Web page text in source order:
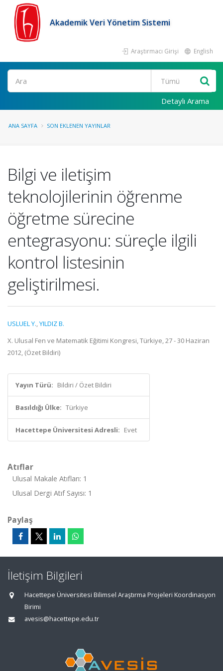
Akademik Veri Yönetim Sistemi
Araştırmacı Girişi English
Ara
Detaylı Arama
ANA SAYFA SON EKLENEN YAYINLAR
Bilgi ve iletişim
teknolojilerinin öğrenme
öğretme sürecine
entegrasyonu: süreçle ilgili
kontrol listesinin
geliştirilmesi.
USLUEL Y.,YILDIZ B.
X. Ulusal Fen ve Matematik Eğitimi Kongresi, Türkiye, 27 - 30 Haziran
2012, (Özet Bildiri)
Yayın Türü: Bildiri / Özet Bildiri
Basıldığı Ülke: Türkiye
Hacettepe Üniversitesi Adresli: Evet
Atıflar
Ulusal Makale Atıfları: 1
Ulusal Dergi Atıf Sayısı: 1
Paylaş
İletişim Bilgileri
Hacettepe Üniversitesi Bilimsel Araştırma Projeleri Koordinasyon
Birimi
avesis@hacettepe.edu.tr